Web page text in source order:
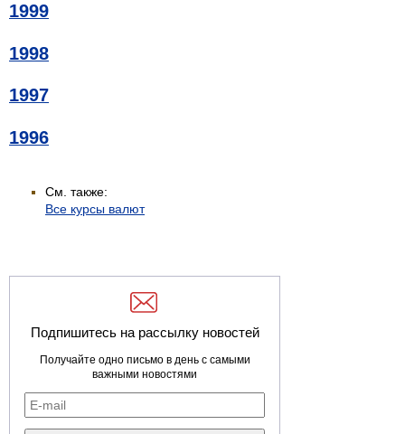
1999
1998
1997
1996
См. также:
Все курсы валют
Подпишитесь на рассылку новостей
Получайте одно письмо в день с самыми
важными новостями